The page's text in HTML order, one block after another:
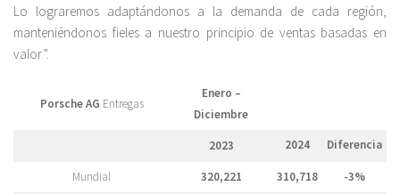
Lo lograremos adaptándonos a la demanda de cada región,
manteniéndonos fieles a nuestro principio de ventas basadas en
valor”.
Porsche AG Entregas
Enero –
Diciembre
2023 2024 Diferencia
Mundial 320,221 310,718 -3%